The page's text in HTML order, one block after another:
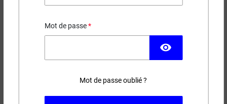
Mot de passe
visibility
Mot de passe oublié ?
(3 avis)
AJOUTER AU PANIER